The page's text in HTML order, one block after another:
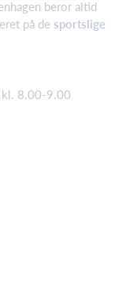
beror altid
på de sportslige
kl. 8.00-9.00